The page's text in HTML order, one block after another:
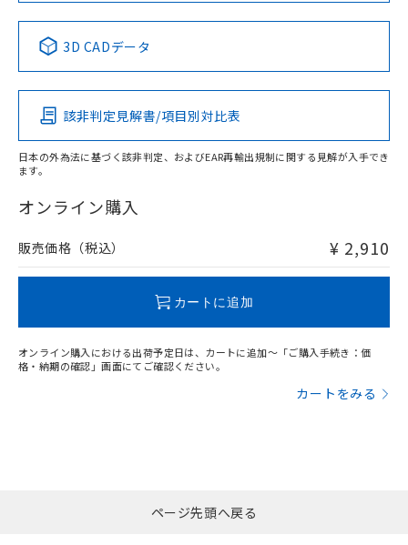
Pb Hg Cd Cr(VI)
O
在庫等で未対応品が混在する可能性があります。
問い合わせください。
No No No No
この製品の規格認証/適合状況ページへ
その他の認証はこちらのページからご検索ください
3D CADデータ
該非判定見解書/項目別対比表
日本の外為法に基づく該非判定、およびEAR再輸出規制に関する見解が入手でき
ます。
オンライン購入
販売価格（税込） ¥ 2,910
カートに追加
オンライン購入における出荷予定日は、カートに追加～「ご購入手続き：価
格・納期の確認」画面にてご確認ください。
カートをみる
ページ先頭へ戻る